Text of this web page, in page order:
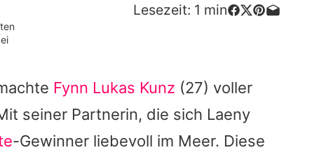
Lesezeit: 1 min
Fynn Lukas Kunz (27) voller
seiner Partnerin, die sich Laeny
-Gewinner liebevoll im Meer. Diese